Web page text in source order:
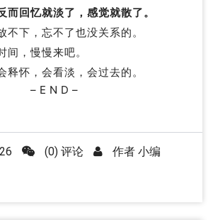
而回忆就淡了，感觉就散了。
不下，忘不了也没关系的。
间，慢慢来吧。
释怀，会看淡，会过去的。
– E N D –
(0) 评论 作者 小编